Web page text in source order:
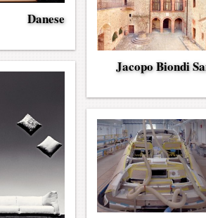
Danese
Jacopo Biondi